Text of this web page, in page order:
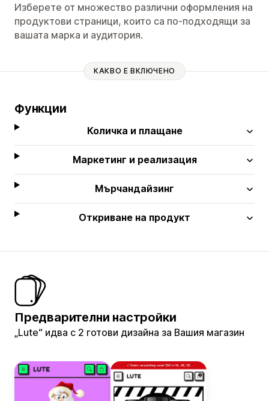
Изберете от множество различни оформления на
продуктови страници, които са по-подходящи за
вашата марка и аудитория.
КАКВО Е ВКЛЮЧЕНО
Функции
Количка и плащане
Маркетинг и реализация
Мърчандайзинг
Откриване на продукт
Предварителни настройки
„Lute“ идва с 2 готови дизайна за Вашия магазин